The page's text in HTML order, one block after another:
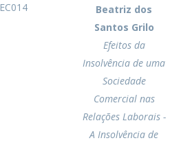
EC014
Beatriz dos
Santos Grilo
Efeitos da
Insolvência de uma
Sociedade
Comercial nas
Relações Laborais -
A Insolvência de